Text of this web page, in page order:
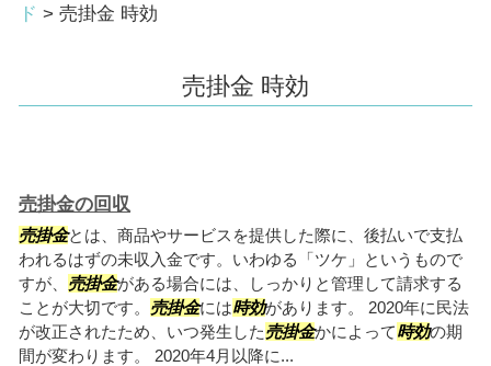
ド > 売掛金 時効
売掛金 時効
売掛金の回収
売掛金とは、商品やサービスを提供した際に、後払いで支払
われるはずの未収入金です。いわゆる「ツケ」というもので
すが、 売掛金がある場合には、しっかりと管理して請求する
ことが大切です。 売掛金には時効があります。 2020年に民法
が改正されたため、いつ発生した売掛金かによって時効の期
間が変わります。 2020年4月以降に...